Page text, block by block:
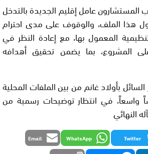
عامل إقليم الجديدة بالتدخل
هذا الملف، والوقوف على مدى احترام
المعمول بها، مع إعادة النظر في
المشروع، بما يضمن تحقيق أهدافه
بأولاد غانم من بين الملفات المحلية
واسعاً، في انتظار توضيحات رسمية من
النهائي
Twitter
WhatsApp
Email